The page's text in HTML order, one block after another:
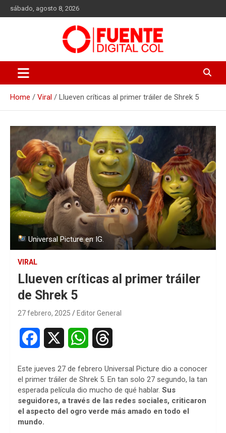
to
sábado, agosto 8, 2026
Fuente Digital Col
Home Viral Llueven críticas al primer tráiler de Shrek 5
Universal Picture en IG.
VIRAL
Llueven críticas al primer tráiler
de Shrek 5
27 febrero, 2025 Editor General
c
e
b
a
t
r
e
Este jueves 27 de febrero Universal Picture dio a conocer
el primer tráiler de Shrek 5. En tan solo 27 segundo, la tan
esperada película dio mucho de qué hablar. Sus
seguidores, a través de las redes sociales, criticaron
el aspecto del ogro verde más amado en todo el
mundo.